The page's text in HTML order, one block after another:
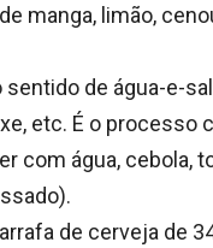
manga, limão,
sentido de água-e-
etc. É o processo
com água, cebola,
de cerveja de